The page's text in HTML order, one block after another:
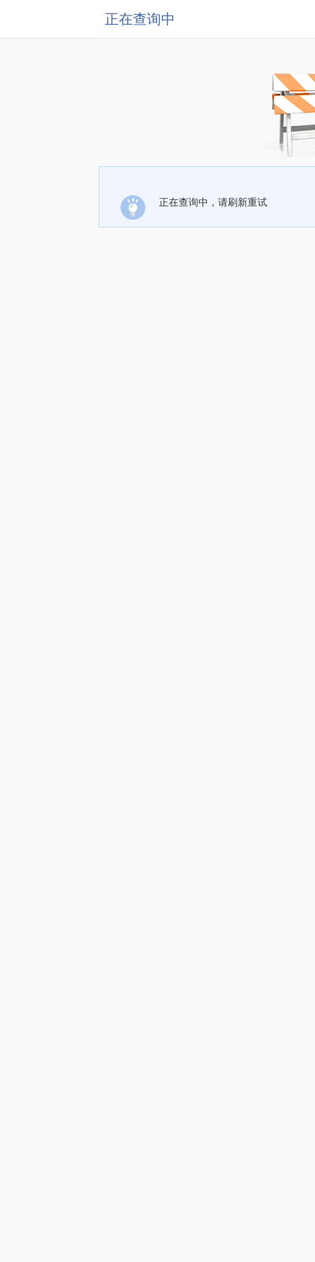
正在查询中
正在查询中，请刷新重试